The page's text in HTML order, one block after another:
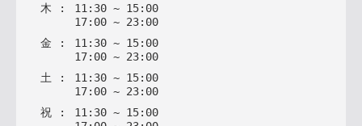
木 : 11 : 30 ~ 15: 00
17: 00 ~ 23: 00
金 : 11 : 30 ~ 15: 00
17: 00 ~ 23: 00
土 : 11 : 30 ~ 15: 00
17: 00 ~ 23: 00
祝 : 11: 30 ~ 15: 00